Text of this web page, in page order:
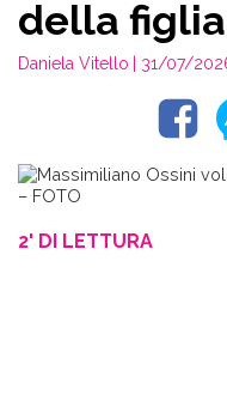
della figlia
Daniela Vitello | 31/07/
2' DI LETTURA